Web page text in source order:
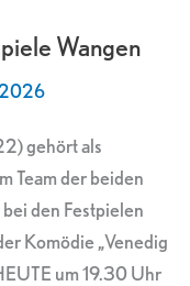
Wangen
gehört als
Team der beiden
den Festpielen
Komödie „Venedig
um 19.30 Uhr